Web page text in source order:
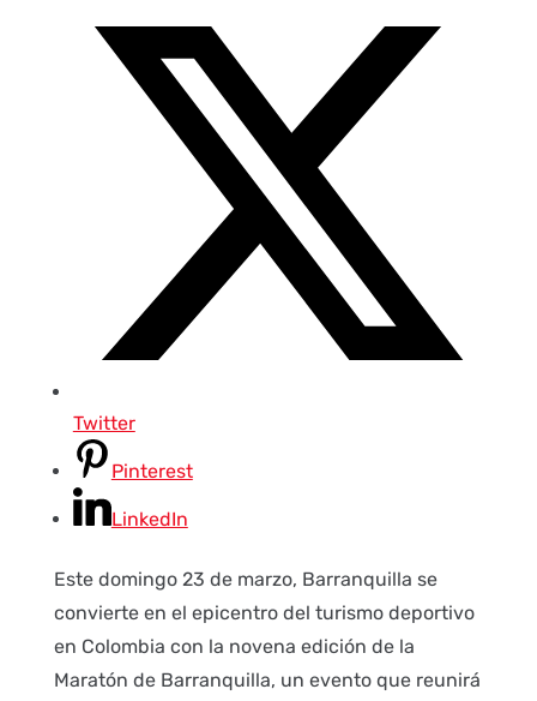
Twitter
Pinterest
LinkedIn
Este domingo 23 de marzo, Barranquilla se
convierte en el epicentro del turismo deportivo
en Colombia con la novena edición de la
Maratón de Barranquilla, un evento que reunirá